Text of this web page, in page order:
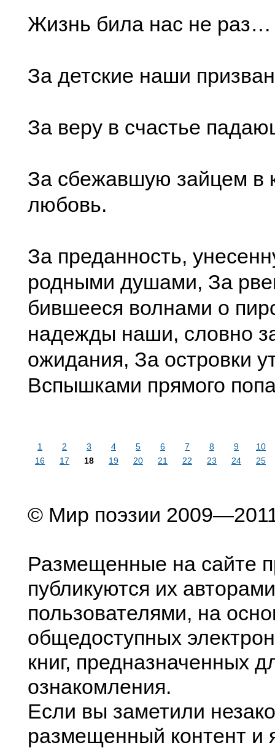
Жизнь била нас не раз…
За детские наши
За веру в счастье
За сбежавшую зайцем в
любовь.
За преданность,
родными душами, За
бившееся волнами о
надежды наши, словно
ожидания, За островки
Вспышками прямого
1 2 3 4 5 6 7 8 9
10
16
17 18 19 20 21 22 23 24 25
© Мир поэзии
Размещенные на сайте
публикуются их
пользователями, на
общедоступных
книг, предназначенных
ознакомления.
Если вы заметили
размещенный контент и